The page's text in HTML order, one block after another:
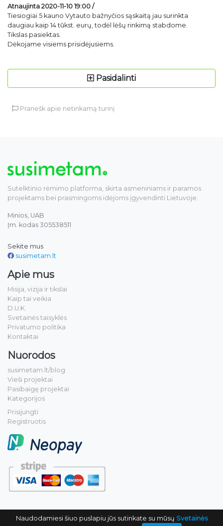
Naudodamiesi šiuo puslapiu jūs sutinkate su mūsų Svetainės
Atnaujinta 2020-11-10 19:00 /
Tiesiogiai 5 kauno Vytauto bažnyčios sąskaitą jau surinkta
daugiau kaip 14 tūkst. eurų, todėl lėšų rinkimą stabdome.
Tikslas pasiektas.
Dėkojame visiems prisidėjusiems.
Pasidalinti
Pranešk apie netinkamą turinį
Sutelktinio rėmimo platforma, skirta asmeniniams ir paramos
projektams bei prasmingoms idėjoms įgyvendinti Lietuvoje.
Minios, UAB
Įm. kodas 305538511
Sekite mus
susimetam.lt
Apie mus
Misija, vizija ir tikslai
Kaip tai veikia
D.U.K.
Svetainės taisyklės
Privatumo politika
Kontaktai
Nuorodos
susimetam.lt/blog
Vieši projektai
Pasibaigę projektai
Kategorijos
Prisijungti
Registruotis